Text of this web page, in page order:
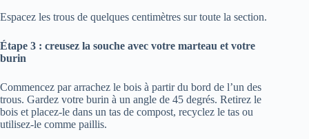
Espacez les trous de quelques centimètres sur toute la section.
Étape 3 : creusez la souche avec votre marteau et votre
burin
Commencez par arrachez le bois à partir du bord de l’un des
trous. Gardez votre burin à un angle de 45 degrés. Retirez le
bois et placez-le dans un tas de compost, recyclez le tas ou
utilisez-le comme paillis.